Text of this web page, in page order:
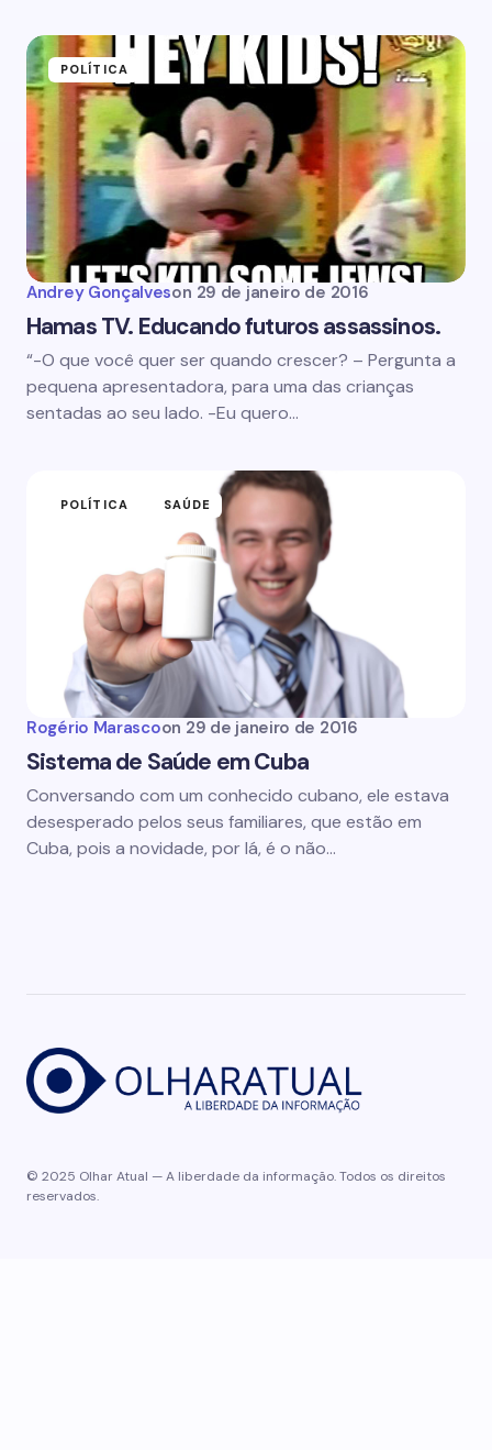
POLÍTICA
Andrey Gonçalveson 29 de janeiro de 2016
Hamas TV. Educando futuros assassinos.
“-O que você quer ser quando crescer? – Pergunta a
pequena apresentadora, para uma das crianças
sentadas ao seu lado. -Eu quero…
POLÍTICA SAÚDE
Rogério Marascoon 29 de janeiro de 2016
Sistema de Saúde em Cuba
Conversando com um conhecido cubano, ele estava
desesperado pelos seus familiares, que estão em
Cuba, pois a novidade, por lá, é o não…
© 2025 Olhar Atual — A liberdade da informação. Todos os direitos
reservados.